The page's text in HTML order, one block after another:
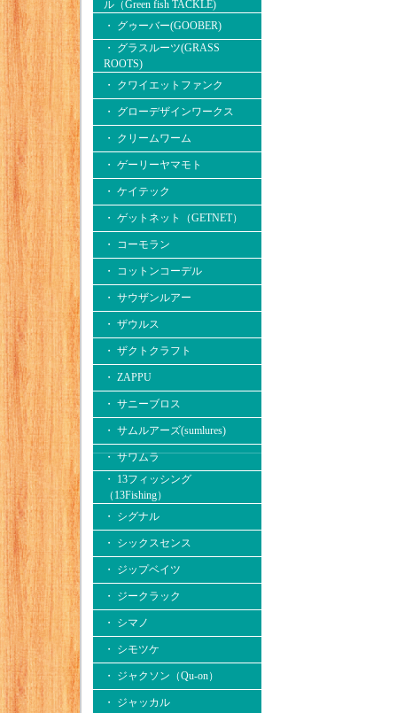
ル（Green fish TACKLE)
・ グゥーバー(GOOBER)
・ グラスルーツ(GRASS
ROOTS)
・ クワイエットファンク
・ グローデザインワークス
・ クリームワーム
・ ゲーリーヤマモト
・ ケイテック
・ ゲットネット（GETNET）
・ コーモラン
・ コットンコーデル
・ サウザンルアー
・ ザウルス
・ ザクトクラフト
・ ZAPPU
・ サニーブロス
・ サムルアーズ(sumlures)
・ サワムラ
・ 13フィッシング
（13Fishing）
・ シグナル
・ シックスセンス
・ ジップベイツ
・ ジークラック
・ シマノ
・ シモツケ
・ ジャクソン（Qu-on）
・ ジャッカル